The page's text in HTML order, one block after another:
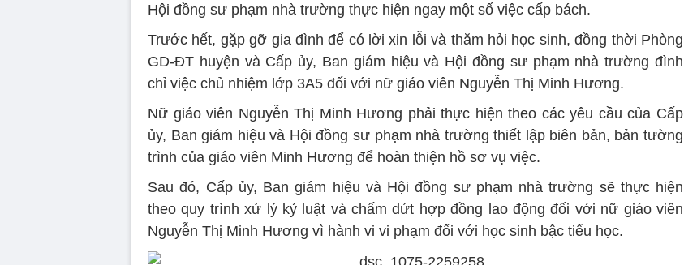
Hội đồng sư phạm nhà trường thực hiện ngay một số việc cấp bách.
Trước hết, gặp gỡ gia đình để có lời xin lỗi và thăm hỏi học sinh, đồng thời Phòng
GD-ĐT huyện và Cấp ủy, Ban giám hiệu và Hội đồng sư phạm nhà trường đình
chỉ việc chủ nhiệm lớp 3A5 đối với nữ giáo viên Nguyễn Thị Minh Hương.
Nữ giáo viên Nguyễn Thị Minh Hương phải thực hiện theo các yêu cầu của Cấp
ủy, Ban giám hiệu và Hội đồng sư phạm nhà trường thiết lập biên bản, bản tường
trình của giáo viên Minh Hương để hoàn thiện hồ sơ vụ việc.
Sau đó, Cấp ủy, Ban giám hiệu và Hội đồng sư phạm nhà trường sẽ thực hiện
theo quy trình xử lý kỷ luật và chấm dứt hợp đồng lao động đối với nữ giáo viên
Nguyễn Thị Minh Hương vì hành vi vi phạm đối với học sinh bậc tiểu học.